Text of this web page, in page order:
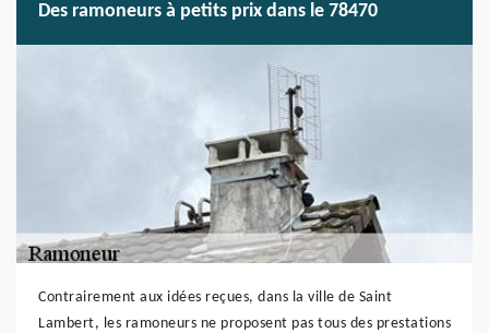
Des ramoneurs à petits prix dans le 78470
Contrairement aux idées reçues, dans la ville de Saint
Lambert, les ramoneurs ne proposent pas tous des prestations